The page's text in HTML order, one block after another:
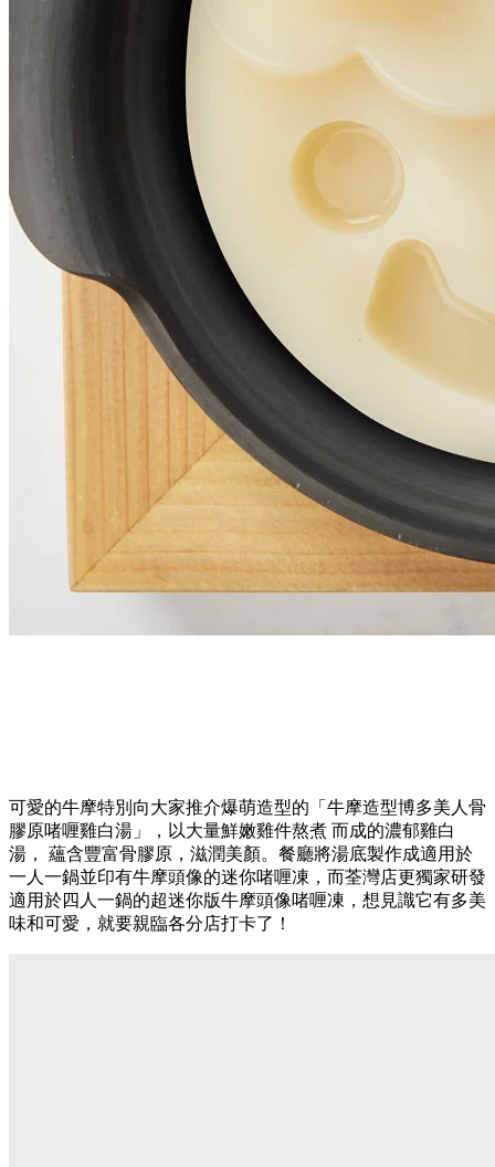
可愛的牛摩特別向大家推介爆萌造型的「牛摩造型博多美人骨
膠原啫喱雞白湯」，以大量鮮嫩雞件熬煮 而成的濃郁雞白
湯， 蘊含豐富骨膠原，滋潤美顏。餐廳將湯底製作成適用於
一人一鍋並印有牛摩頭像的迷你啫喱凍，而荃灣店更獨家研發
適用於四人一鍋的超迷你版牛摩頭像啫喱凍，想見識它有多美
味和可愛，就要親臨各分店打卡了！